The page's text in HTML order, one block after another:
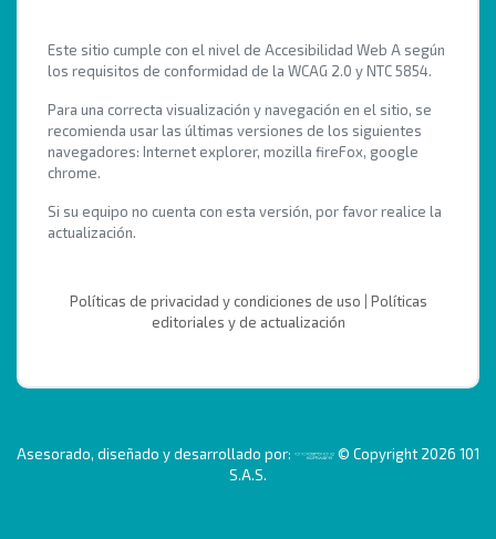
Este sitio cumple con el nivel de Accesibilidad Web A según
los requisitos de conformidad de la WCAG 2.0 y NTC 5854.
Para una correcta visualización y navegación en el sitio, se
recomienda usar las últimas versiones de los siguientes
navegadores: Internet explorer, mozilla fireFox, google
chrome.
Si su equipo no cuenta con esta versión, por favor realice la
actualización.
Políticas de privacidad y condiciones de uso
Políticas
editoriales y de actualización
Asesorado, diseñado y desarrollado por:
© Copyright 2026 101
S.A.S.